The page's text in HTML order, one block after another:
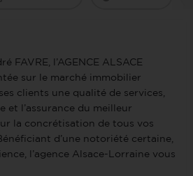
FAVRE, l’AGENCE ALSACE
sur le marché immobilier
clients une qualité de services,
et l’assurance du meilleur
la concrétisation de tous vos
d’une notoriété certaine,
l’agence Alsace-Lorraine vous